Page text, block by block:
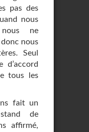
pas des
nous
nous ne
nous
Seul
d’accord
tous les
fait un
de
affirmé,